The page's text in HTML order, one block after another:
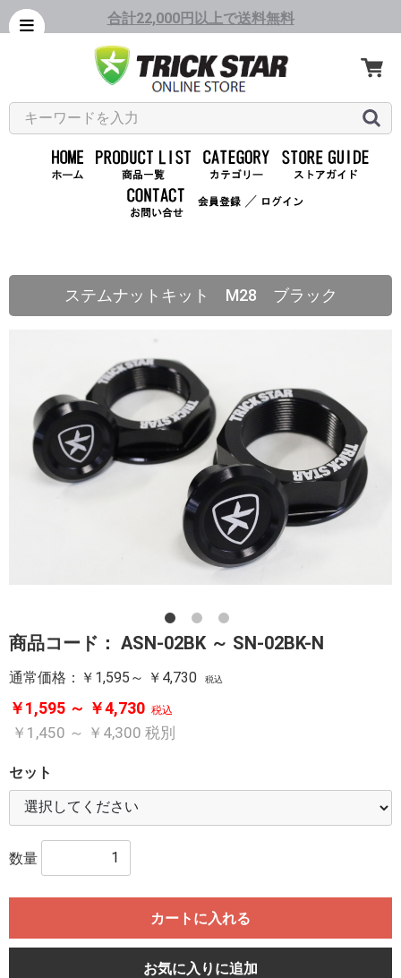
合計22,000円以上で送料無料
／
ステムナットキット M28 ブラック
商品コード： ASN-02BK ～ SN-02BK-N
通常価格： ￥1,595～ ￥4,730 税込
￥1,595 ～ ￥4,730 税込
￥1,450 ～ ￥4,300 税別
セット
数量
カートに入れる
お気に入りに追加